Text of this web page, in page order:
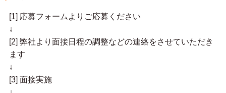
[1] 応募フォームよりご応募ください
↓
[2] 弊社より面接日程の調整などの連絡をさせていただき
ます
↓
[3] 面接実施